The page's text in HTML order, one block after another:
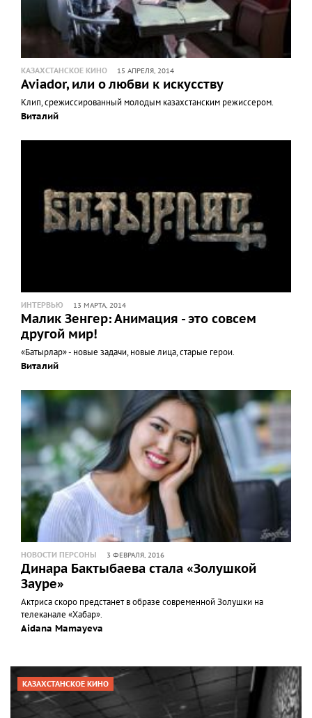
КАЗАХСТАНСКОЕ КИНО 15 АПРЕЛЯ, 2014
Aviador, или о любви к искусству
Клип, срежиссированный молодым казахстанским режиссером.
Виталий
ИНТЕРВЬЮ 13 МАРТА, 2014
Малик Зенгер: Анимация - это совсем
другой мир!
«Батырлар» - новые задачи, новые лица, старые герои.
Виталий
НОВОСТИ ПЕРСОНЫ 3 ФЕВРАЛЯ, 2016
Динара Бактыбаева стала «Золушкой
Зауре»
Актриса скоро предстанет в образе современной Золушки на
телеканале «Хабар».
Aidana Mamayeva
КАЗАХСТАНСКОЕ КИНО